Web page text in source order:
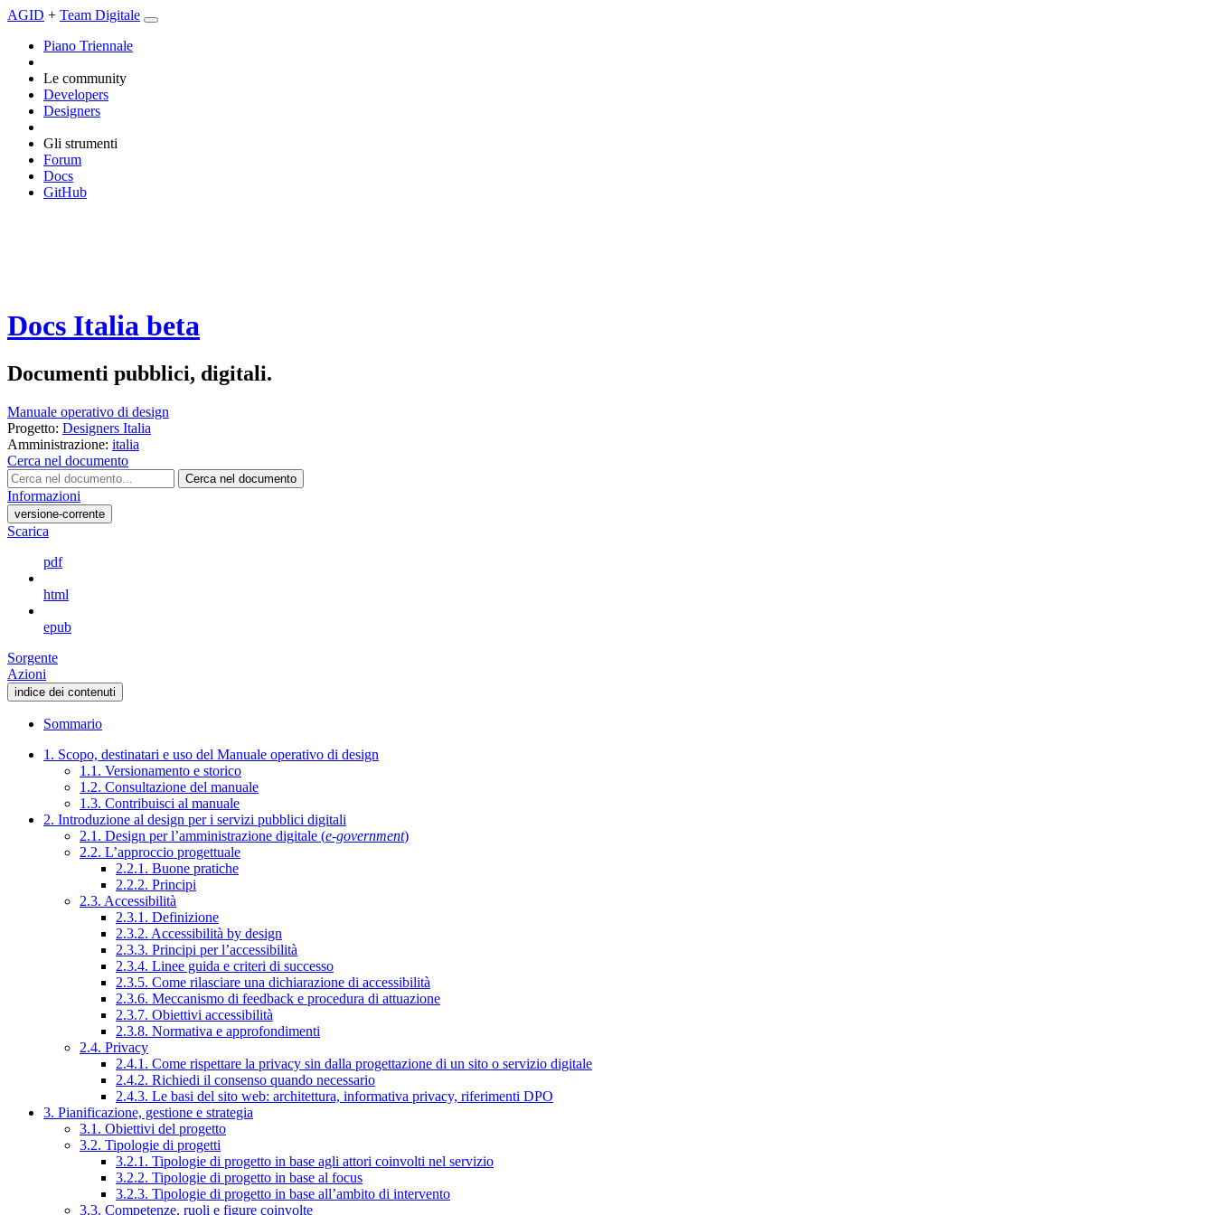
AGID + Team Digitale
Piano Triennale
Le community
Developers
Designers
Gli strumenti
Forum
Docs
GitHub
Docs Italia beta
Documenti pubblici, digitali.
Manuale operativo di design
Progetto: Designers Italia
Amministrazione: italia
Cerca nel documento
Cerca nel documento
Informazioni
versione-corrente
Scarica
pdf
html
epub
Sorgente
Azioni
indice dei contenuti
Sommario
1. Scopo, destinatari e uso del Manuale operativo di design
1.1. Versionamento e storico
1.2. Consultazione del manuale
1.3. Contribuisci al manuale
2. Introduzione al design per i servizi pubblici digitali
2.1. Design per l’amministrazione digitale (e-government)
2.2. L’approccio progettuale
2.2.1. Buone pratiche
2.2.2. Principi
2.3. Accessibilità
2.3.1. Definizione
2.3.2. Accessibilità by design
2.3.3. Principi per l’accessibilità
2.3.4. Linee guida e criteri di successo
2.3.5. Come rilasciare una dichiarazione di accessibilità
2.3.6. Meccanismo di feedback e procedura di attuazione
2.3.7. Obiettivi accessibilità
2.3.8. Normativa e approfondimenti
2.4. Privacy
2.4.1. Come rispettare la privacy sin dalla progettazione di un sito o servizio digitale
2.4.2. Richiedi il consenso quando necessario
2.4.3. Le basi del sito web: architettura, informativa privacy, riferimenti DPO
3. Pianificazione, gestione e strategia
3.1. Obiettivi del progetto
3.2. Tipologie di progetti
3.2.1. Tipologie di progetto in base agli attori coinvolti nel servizio
3.2.2. Tipologie di progetto in base al focus
3.2.3. Tipologie di progetto in base all’ambito di intervento
3.3. Competenze, ruoli e figure coinvolte